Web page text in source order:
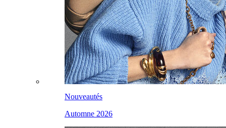
Nouveautés
Automne 2026